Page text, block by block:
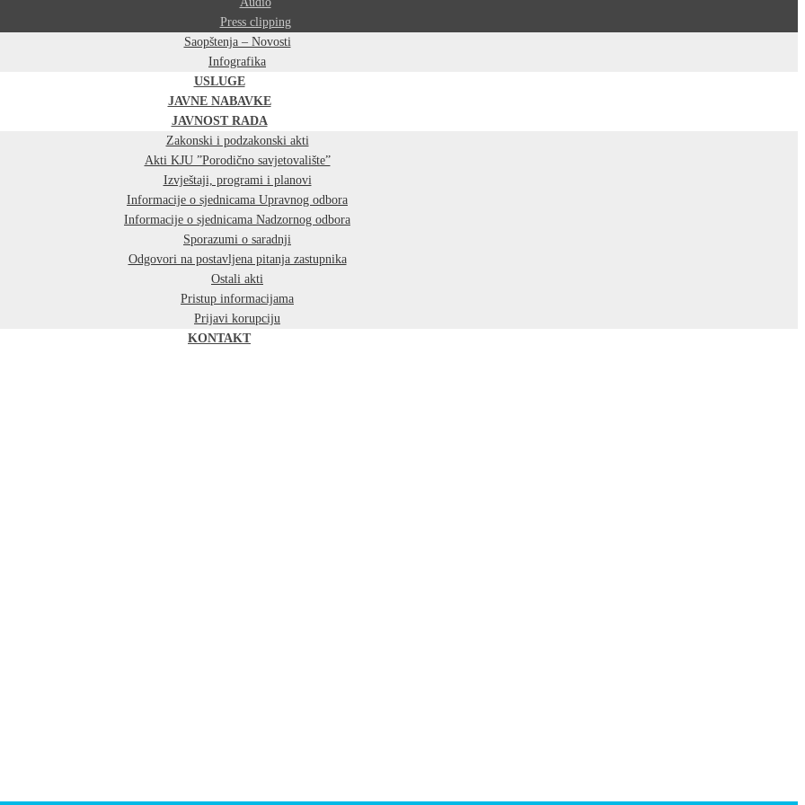
Press clipping
Saopštenja – Novosti
Infografika
USLUGE
JAVNE NABAVKE
JAVNOST RADA
Zakonski i podzakonski akti
Akti KJU ”Porodično savjetovalište”
Izvještaji, programi i planovi
Informacije o sjednicama Upravnog odbora
Informacije o sjednicama Nadzornog odbora
Sporazumi o saradnji
Odgovori na postavljena pitanja zastupnika
Ostali akti
Pristup informacijama
Prijavi korupciju
KONTAKT